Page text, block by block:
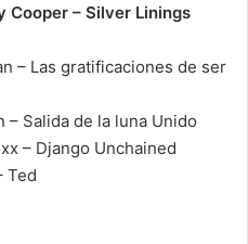
Cooper – Silver Linings
– Las gratificaciones de ser
– Salida de la luna Unido
– Django Unchained
Ted